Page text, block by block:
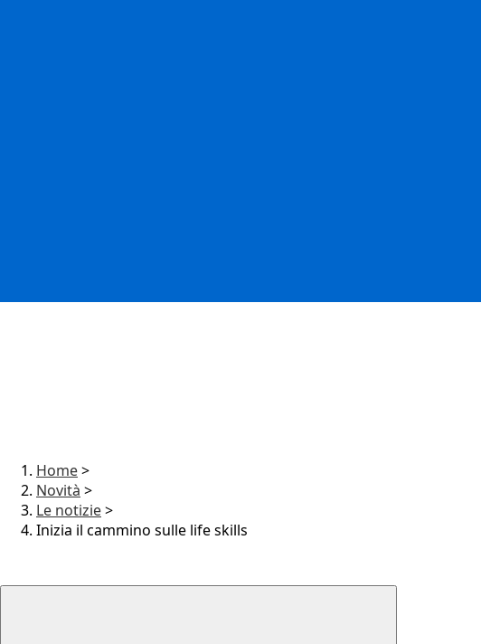
Home>
Novità >
Le notizie>
Inizia il cammino sulle life skills